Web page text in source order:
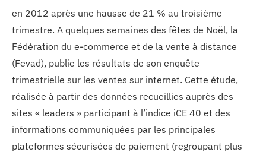
en 2012 après une hausse de 21 % au troisième
trimestre. A quelques semaines des fêtes de Noël, la
Fédération du e-commerce et de la vente à distance
(Fevad), publie les résultats de son enquête
trimestrielle sur les ventes sur internet. Cette étude,
réalisée à partir des données recueillies auprès des
sites « leaders » participant à l’indice iCE 40 et des
informations communiquées par les principales
plateformes sécurisées de paiement (regroupant plus